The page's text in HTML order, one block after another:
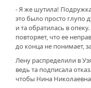
- Я же шутила!
это было просто глупо
и та обратилась в
повторяет, что ее
до конца не понимает,
Лену распределили в
ведь та подписала
чтобы Нина